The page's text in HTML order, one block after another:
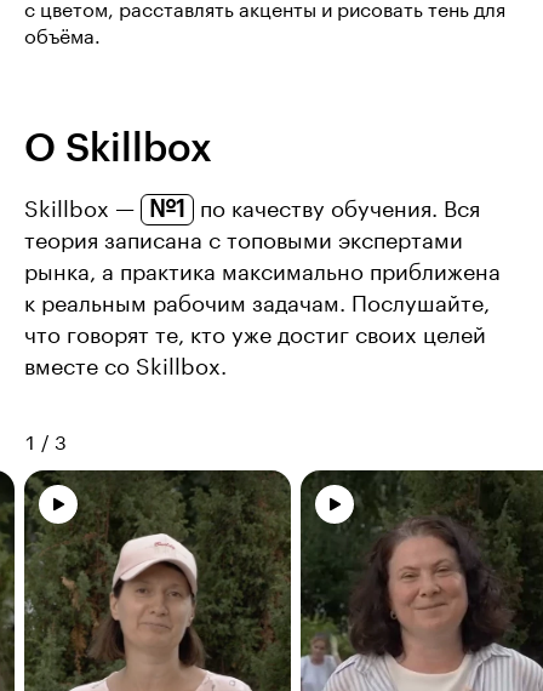
с цветом, расставлять акценты и рисовать тень для
объёма.
О Skillbox
Skillbox — №1
по качеству обучения. Вся
теория записана с топовыми экспертами
рынка, а практика максимально приближена
к реальным рабочим задачам. Послушайте,
что говорят те, кто уже достиг своих целей
вместе со Skillbox.
1 / 3